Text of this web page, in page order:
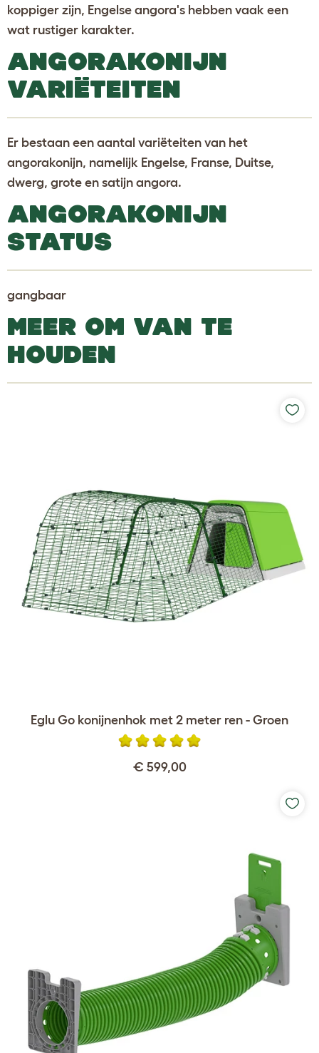
koppiger zijn, Engelse angora's hebben vaak een
wat rustiger karakter.
ANGORAKONIJN
VARIËTEITEN
Er bestaan een aantal variëteiten van het
angorakonijn, namelijk Engelse, Franse, Duitse,
dwerg, grote en satijn angora.
ANGORAKONIJN
STATUS
gangbaar
MEER OM VAN TE
HOUDEN
Eglu Go konijnenhok met 2 meter ren - Groen
€ 599,00